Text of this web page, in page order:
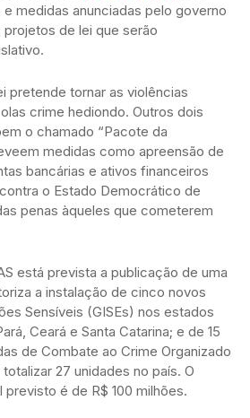
medidas anunciadas pelo governo
de lei que serão
pretende tornar as violências
crime hediondo. Outros dois
o chamado “Pacote da
medidas como apreensão de
bancárias e ativos financeiros
o Estado Democrático de
penas àqueles que cometerem
está prevista a publicação de uma
a instalação de cinco novos
Sensíveis (GISEs) nos estados
Ceará e Santa Catarina; e de 15
de Combate ao Crime Organizado
27 unidades no país. O
é de R$ 100 milhões.